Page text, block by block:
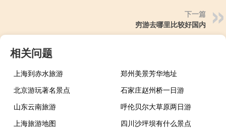
下一篇
穷游去哪里比较好国内
相关问题
上海到赤水旅游
郑州美景芳华地址
北京游玩著名景点
石家庄赵州桥一日游
山东云南旅游
呼伦贝尔大草原两日游
上海旅游地图
四川沙坪坝有什么景点